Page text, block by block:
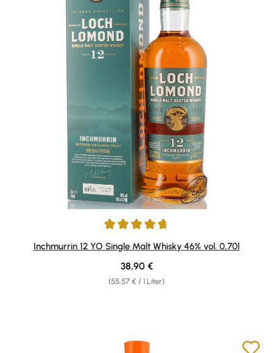
Durchschnittliche Bewertung von 4.73 von 5 Sternen
Inchmurrin 12 YO Single Malt Whisky 46% vol. 0,70l
(55,57 € / 1 Liter)
Regulärer Preis:
38,90 €